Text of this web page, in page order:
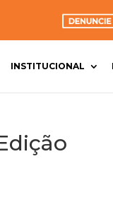
INSTITUCIONAL